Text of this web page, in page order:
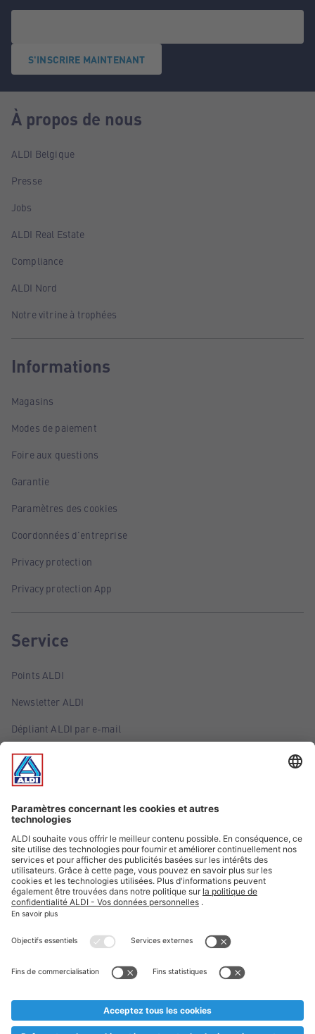
S'INSCRIRE MAINTENANT
À propos de nous
ALDI Belgique
Presse
Jobs
ALDI Real Estate
Compliance
ALDI Nord
Notre vitrine à trophées
Informations
Magasins
Modes de paiement
Foire aux questions
Garantie
Paramètres des cookies
Coordonnées d'entreprise
Privacy protection
Privacy protection App
Service
Points ALDI
Newsletter ALDI
Dépliant ALDI par e-mail
Offres
Infos essentielles
Suivez ALDI Belgique
Textes marqués d'un astérisque et mentions légales
* Nous vendons ces articles temporairement et jusqu'à
au cas où, malgré le planning bien étudié, nous serions
prématurément en rupture de stock. Prix Recupel et TVA incl.
** Sur ce site, l’utilisation de la forme masculine a été adoptée